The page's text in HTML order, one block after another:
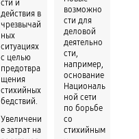
сти и
действия в
чрезвычай
ных
ситуациях
с целью
предотвра
щения
стихийных
бедствий.
Увеличени
е затрат на
возможно
сти для
деловой
деятельно
сти,
например,
основание
Националь
ной сети
по борьбе
со
стихийным